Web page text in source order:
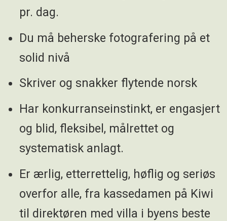
pr. dag.
Du må beherske fotografering på et
solid nivå
Skriver og snakker flytende norsk
Har konkurranseinstinkt, er engasjert
og blid, fleksibel, målrettet og
systematisk anlagt.
Er ærlig, etterrettelig, høflig og seriøs
overfor alle, fra kassedamen på Kiwi
til direktøren med villa i byens beste